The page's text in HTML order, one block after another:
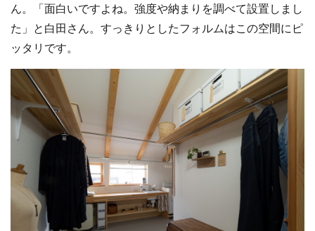
ん。「面白いですよね。強度や納まりを調べて設置しまし
た」と白田さん。すっきりとしたフォルムはこの空間にピ
ッタリです。